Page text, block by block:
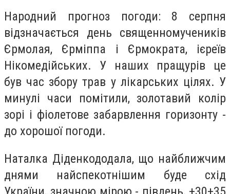
Народний прогноз погоди: 8 серпня
відзначається день священномучеників
Єрмолая, Єрміппа і Єрмократа, ієреїв
Нікомедійських. У наших пращурів це
був час збору трав у лікарських цілях. У
минулі часи помітили, золотавий колір
зорі і фіолетове забарвлення горизонту -
до хорошої погоди.
Наталка Діденкододала, що найближчим
днями найспекотнішим буде схід